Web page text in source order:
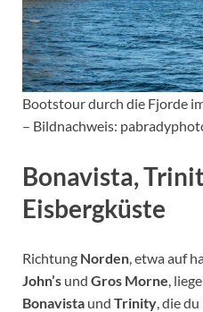
Bootstour durch die Fjorde
– Bildnachweis:
Bonavista,
Eisbergküste
Richtung Norden, etwa auf
John’s und Gros Morne,
Bonavista und Trinity, die